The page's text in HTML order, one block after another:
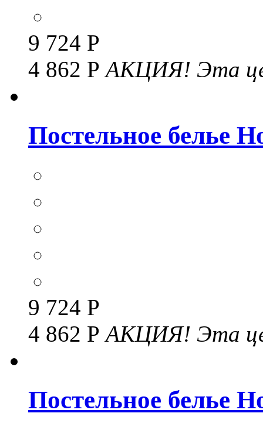
9 724 Р
4 862 РАКЦИЯ! Эта
Постельное белье
9 724 Р
4 862 РАКЦИЯ! Эта
Постельное белье